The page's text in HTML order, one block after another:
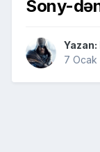
Sony-
Yazan:
7 Ocak